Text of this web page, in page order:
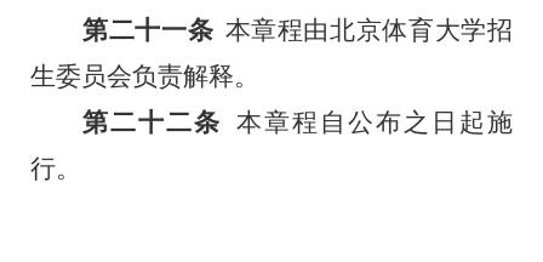
第二十一条 本章程由北京体育大学招
生委员会负责解释。
第二十二条 本章程自公布之日起施
行。